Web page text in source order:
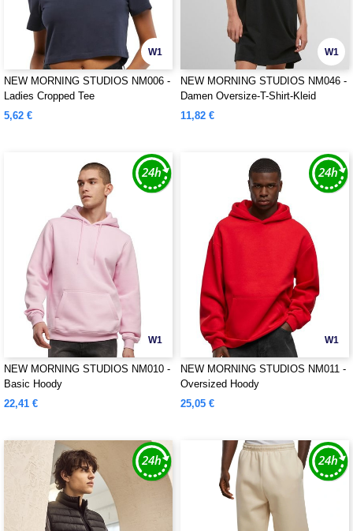
W1
NEW MORNING STUDIOS NM006 -
Ladies Cropped Tee
5,62 €
W1
NEW MORNING STUDIOS NM046 -
Damen Oversize-T-Shirt-Kleid
11,82 €
W1
NEW MORNING STUDIOS NM010 -
Basic Hoody
22,41 €
W1
NEW MORNING STUDIOS NM011 -
Oversized Hoody
25,05 €